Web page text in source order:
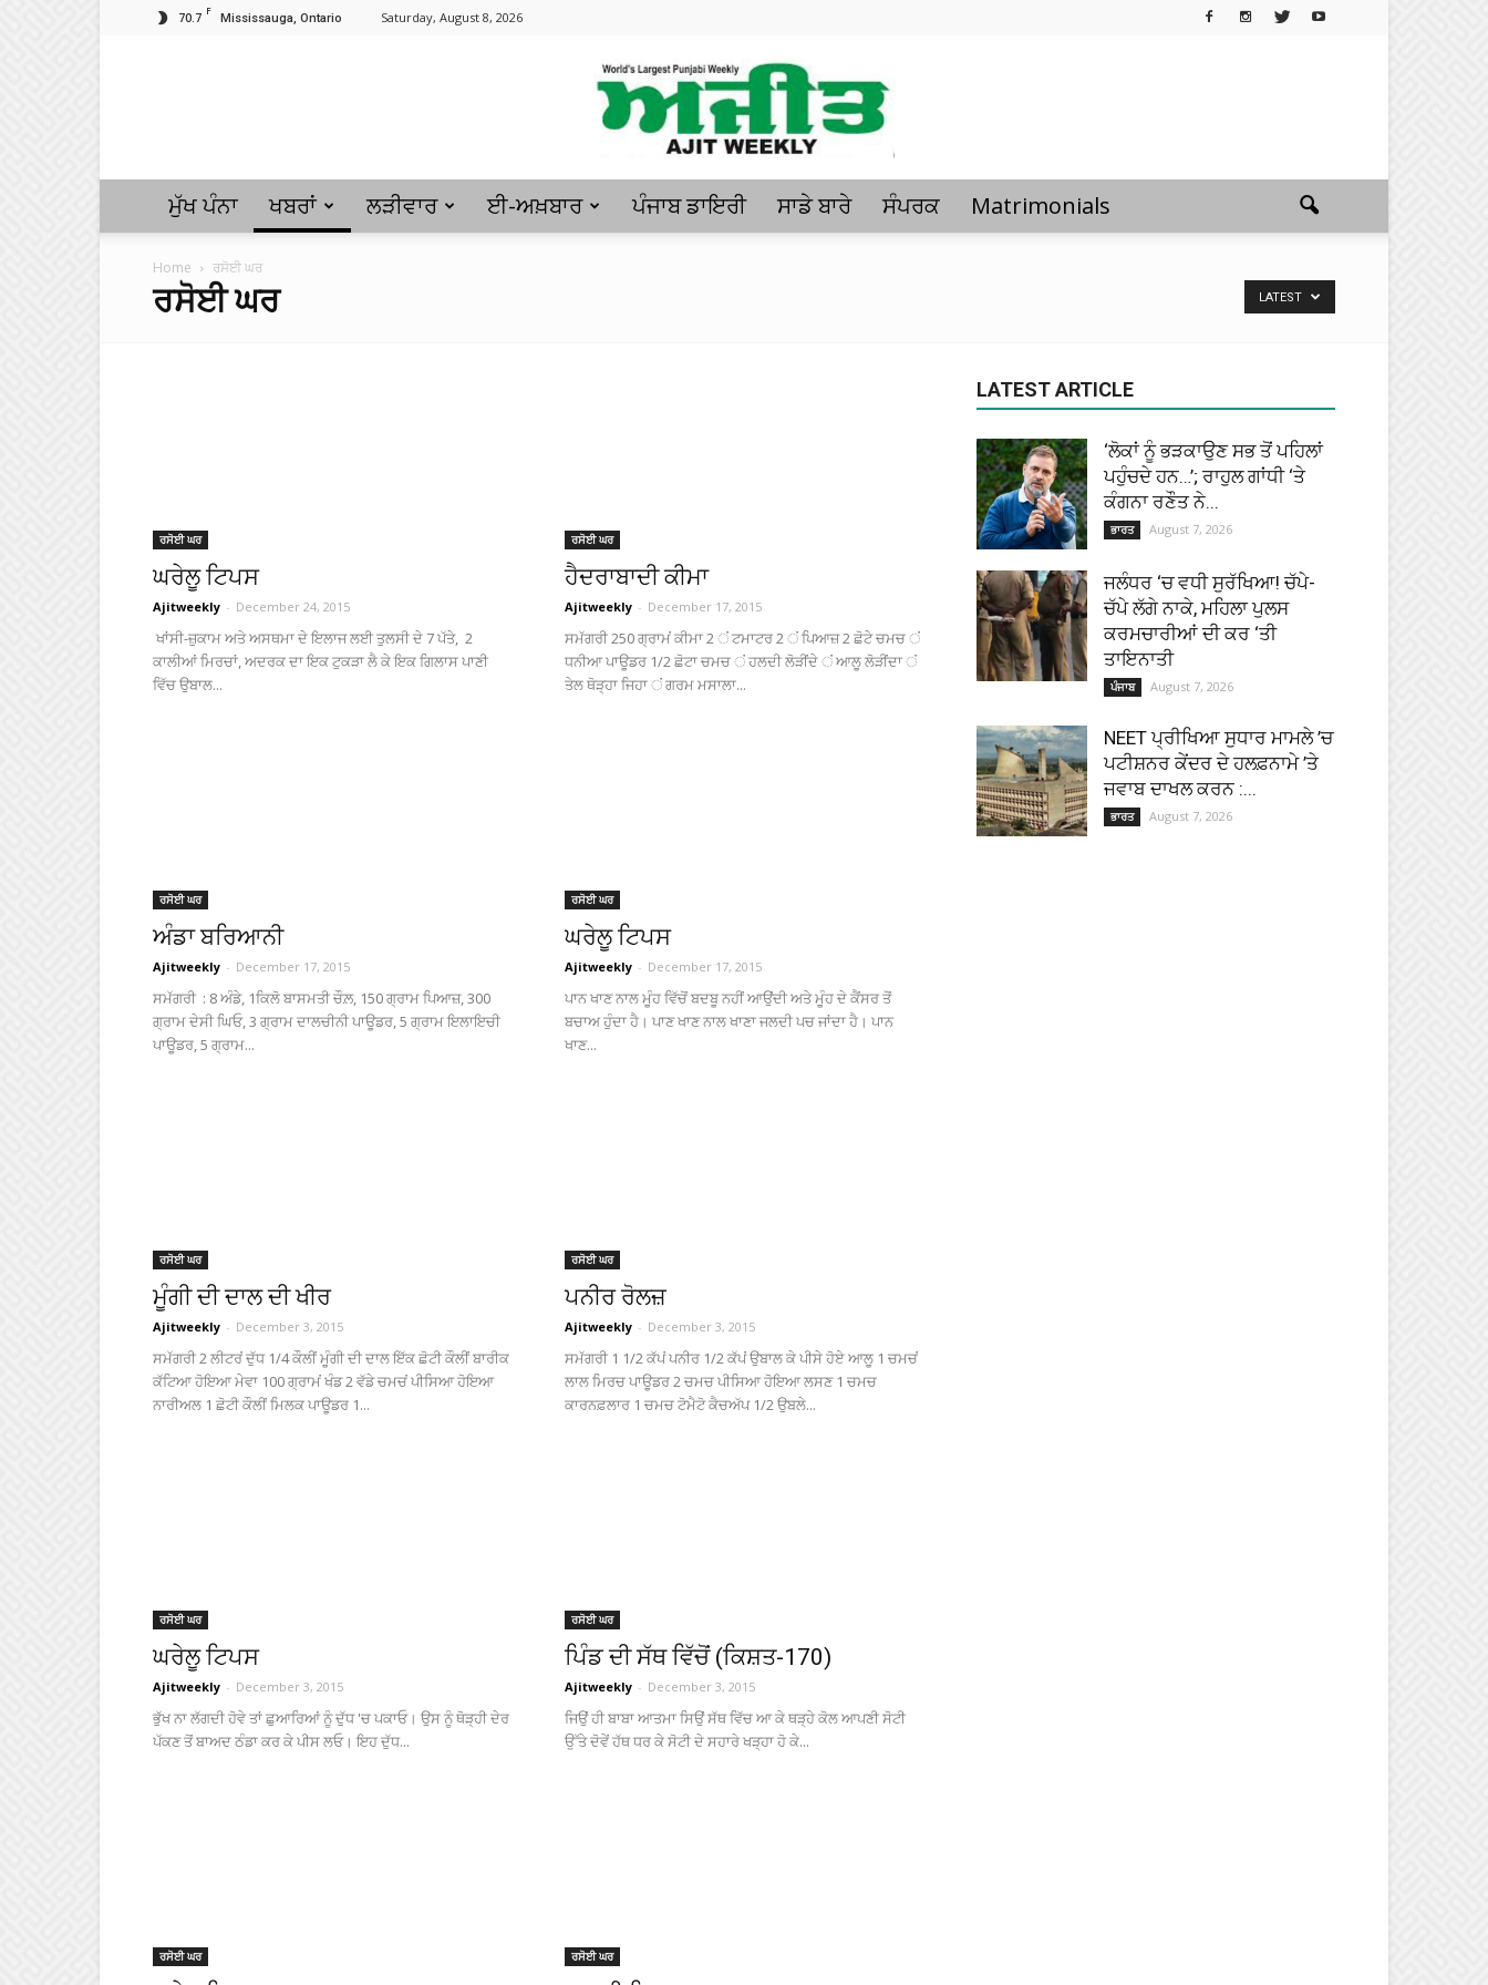
70.7 F
Mississauga, Ontario Saturday, August 8, 2026
Ajitweekly
News
ਮੁੱਖ ਪੰਨਾ ਖਬਰਾਂ ਲੜੀਵਾਰ ਈ-ਅਖ਼ਬਾਰ ਪੰਜਾਬ ਡਾਇਰੀ ਸਾਡੇ ਬਾਰੇ ਸੰਪਰਕ Matrimonials
Home ਰਸੋਈ ਘਰ
ਰਸੋਈ ਘਰ LATEST
ਰਸੋਈ ਘਰ
ਘਰੇਲੂ ਟਿਪਸ
Ajitweekly - December 24, 2015
ਖਾਂਸੀ-ਜ਼ੁਕਾਮ ਅਤੇ ਅਸਥਮਾ ਦੇ ਇਲਾਜ ਲਈ ਤੁਲਸੀ ਦੇ 7 ਪੱਤੇ, 2
ਕਾਲੀਆਂ ਮਿਰਚਾਂ, ਅਦਰਕ ਦਾ ਇਕ ਟੁਕੜਾ ਲੈ ਕੇ ਇਕ ਗਿਲਾਸ ਪਾਣੀ
ਵਿੱਚ ਉਬਾਲ...
ਰਸੋਈ ਘਰ
ਹੈਦਰਾਬਾਦੀ ਕੀਮਾ
Ajitweekly - December 17, 2015
ਸਮੱਗਰੀ 250 ਗ੍ਰਾਮਂ ਕੀਮਾ 2 ਂ ਟਮਾਟਰ 2 ਂ ਪਿਆਜ਼ 2 ਛੋਟੇ ਚਮਚ ਂ
ਧਨੀਆ ਪਾਊਡਰ 1/2 ਛੋਟਾ ਚਮਚ ਂ ਹਲਦੀ ਲੋੜੀਂਦੇ ਂ ਆਲੂ ਲੋੜੀਂਦਾ ਂ
ਤੇਲ ਥੋੜ੍ਹਾ ਜਿਹਾ ਂ ਗਰਮ ਮਸਾਲਾ...
ਰਸੋਈ ਘਰ
ਅੰਡਾ ਬਰਿਆਨੀ
Ajitweekly - December 17, 2015
ਸਮੱਗਰੀ : 8 ਅੰਡੇ, 1ਕਿਲੋ ਬਾਸਮਤੀ ਚੌਲ਼, 150 ਗ੍ਰਾਮ ਪਿਆਜ਼, 300
ਗ੍ਰਾਮ ਦੇਸੀ ਘਿਓ, 3 ਗ੍ਰਾਮ ਦਾਲਚੀਨੀ ਪਾਊਡਰ, 5 ਗ੍ਰਾਮ ਇਲਾਇਚੀ
ਪਾਊਡਰ, 5 ਗ੍ਰਾਮ...
ਰਸੋਈ ਘਰ
ਘਰੇਲੂ ਟਿਪਸ
Ajitweekly - December 17, 2015
ਪਾਨ ਖਾਣ ਨਾਲ ਮੂੰਹ ਵਿੱਚੋਂ ਬਦਬੂ ਨਹੀਂ ਆਉਂਦੀ ਅਤੇ ਮੂੰਹ ਦੇ ਕੈਂਸਰ ਤੋਂ
ਬਚਾਅ ਹੁੰਦਾ ਹੈ। ਪਾਣ ਖਾਣ ਨਾਲ ਖਾਣਾ ਜਲਦੀ ਪਚ ਜਾਂਦਾ ਹੈ। ਪਾਨ
ਖਾਣ...
ਰਸੋਈ ਘਰ
ਮੂੰਗੀ ਦੀ ਦਾਲ ਦੀ ਖੀਰ
Ajitweekly - December 3, 2015
ਸਮੱਗਰੀ 2 ਲੀਟਰਂ ਦੁੱਧ 1/4 ਕੌਲੀਂ ਮੂੰਗੀ ਦੀ ਦਾਲ ਇੱਕ ਛੋਟੀ ਕੌਲੀਂ ਬਾਰੀਕ
ਕੱਟਿਆ ਹੋਇਆ ਮੇਵਾ 100 ਗ੍ਰਾਮਂ ਖੰਡ 2 ਵੱਡੇ ਚਮਚਂ ਪੀਸਿਆ ਹੋਇਆ
ਨਾਰੀਅਲ 1 ਛੋਟੀ ਕੌਲੀਂ ਮਿਲਕ ਪਾਊਡਰ 1...
ਰਸੋਈ ਘਰ
ਪਨੀਰ ਰੋਲਜ਼
Ajitweekly - December 3, 2015
ਸਮੱਗਰੀ 1 1/2 ਕੱਪਂ ਪਨੀਰ 1/2 ਕੱਪਂ ਉਬਾਲ ਕੇ ਪੀਸੇ ਹੋਏ ਆਲੂ 1 ਚਮਚਂ
ਲਾਲ ਮਿਰਚ ਪਾਊਡਰ 2 ਚਮਚ ਪੀਸਿਆ ਹੋਇਆ ਲਸਣ 1 ਚਮਚ
ਕਾਰਨਫ਼ਲਾਰ 1 ਚਮਚ ਟੋਮੈਟੋ ਕੈਚਅੱਪ 1/2 ਉਬਲੇ...
ਰਸੋਈ ਘਰ
ਘਰੇਲੂ ਟਿਪਸ
Ajitweekly - December 3, 2015
ਭੁੱਖ ਨਾ ਲੱਗਦੀ ਹੋਵੇ ਤਾਂ ਛੁਆਰਿਆਂ ਨੂੰ ਦੁੱਧ 'ਚ ਪਕਾਓ। ਉਸ ਨੂੰ ਥੋੜ੍ਹੀ ਦੇਰ
ਪੱਕਣ ਤੋਂ ਬਾਅਦ ਠੰਡਾ ਕਰ ਕੇ ਪੀਸ ਲਓ। ਇਹ ਦੁੱਧ...
ਰਸੋਈ ਘਰ
ਪਿੰਡ ਦੀ ਸੱਥ ਵਿੱਚੋਂ (ਕਿਸ਼ਤ-170)
Ajitweekly - December 3, 2015
ਜਿਉਂ ਹੀ ਬਾਬਾ ਆਤਮਾ ਸਿਉਂ ਸੱਥ ਵਿੱਚ ਆ ਕੇ ਥੜ੍ਹੇ ਕੋਲ ਆਪਣੀ ਸੋਟੀ
ਉੱਤੇ ਦੋਵੇਂ ਹੱਥ ਧਰ ਕੇ ਸੋਟੀ ਦੇ ਸਹਾਰੇ ਖੜ੍ਹਾ ਹੋ ਕੇ...
ਰਸੋਈ ਘਰ ਰਸੋਈ ਘਰ
LATEST ARTICLE
‘ਲੋਕਾਂ ਨੂੰ ਭੜਕਾਉਣ ਸਭ ਤੋਂ ਪਹਿਲਾਂ
ਪਹੁੰਚਦੇ ਹਨ…’; ਰਾਹੁਲ ਗਾਂਧੀ ‘ਤੇ
ਕੰਗਨਾ ਰਣੌਤ ਨੇ...
ਭਾਰਤ August 7, 2026
ਜਲੰਧਰ ‘ਚ ਵਧੀ ਸੁਰੱਖਿਆ! ਚੱਪੇ-
ਚੱਪੇ ਲੱਗੇ ਨਾਕੇ, ਮਹਿਲਾ ਪੁਲਸ
ਕਰਮਚਾਰੀਆਂ ਦੀ ਕਰ ‘ਤੀ
ਤਾਇਨਾਤੀ
ਪੰਜਾਬ August 7, 2026
NEET ਪ੍ਰੀਖਿਆ ਸੁਧਾਰ ਮਾਮਲੇ ’ਚ
ਪਟੀਸ਼ਨਰ ਕੇਂਦਰ ਦੇ ਹਲਫ਼ਨਾਮੇ ’ਤੇ
ਜਵਾਬ ਦਾਖਲ ਕਰਨ :...
ਭਾਰਤ August 7, 2026